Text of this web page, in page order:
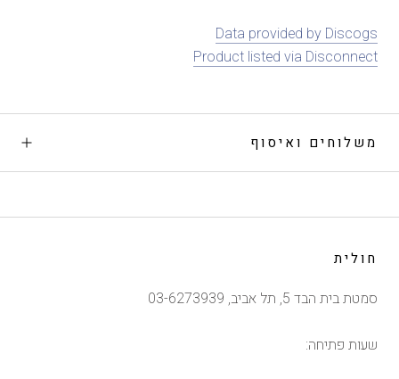
Data provided by Discogs
Product listed via Disconnect
משלוחים ואיסוף
חולית
סמטת בית הבד 5, תל אביב, 03-6273939
שעות פתיחה: